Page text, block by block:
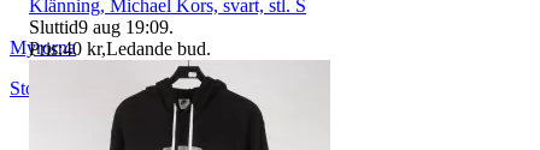
Myrorna
Stockholm
Sverige
Klänning, Michael Kors, svart, stl. S
Sluttid9 aug 19:09.
Pris:40 kr,Ledande bud.